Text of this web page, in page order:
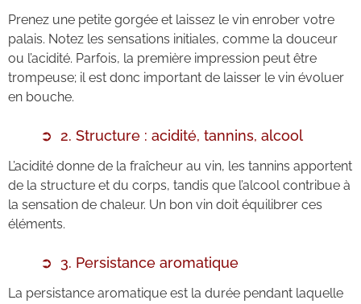
Prenez une petite gorgée et laissez le vin enrober votre
palais. Notez les sensations initiales, comme la douceur
ou l’acidité. Parfois, la première impression peut être
trompeuse; il est donc important de laisser le vin évoluer
en bouche.
2. Structure : acidité, tannins, alcool
L’acidité donne de la fraîcheur au vin, les tannins apportent
de la structure et du corps, tandis que l’alcool contribue à
la sensation de chaleur. Un bon vin doit équilibrer ces
éléments.
3. Persistance aromatique
La persistance aromatique est la durée pendant laquelle